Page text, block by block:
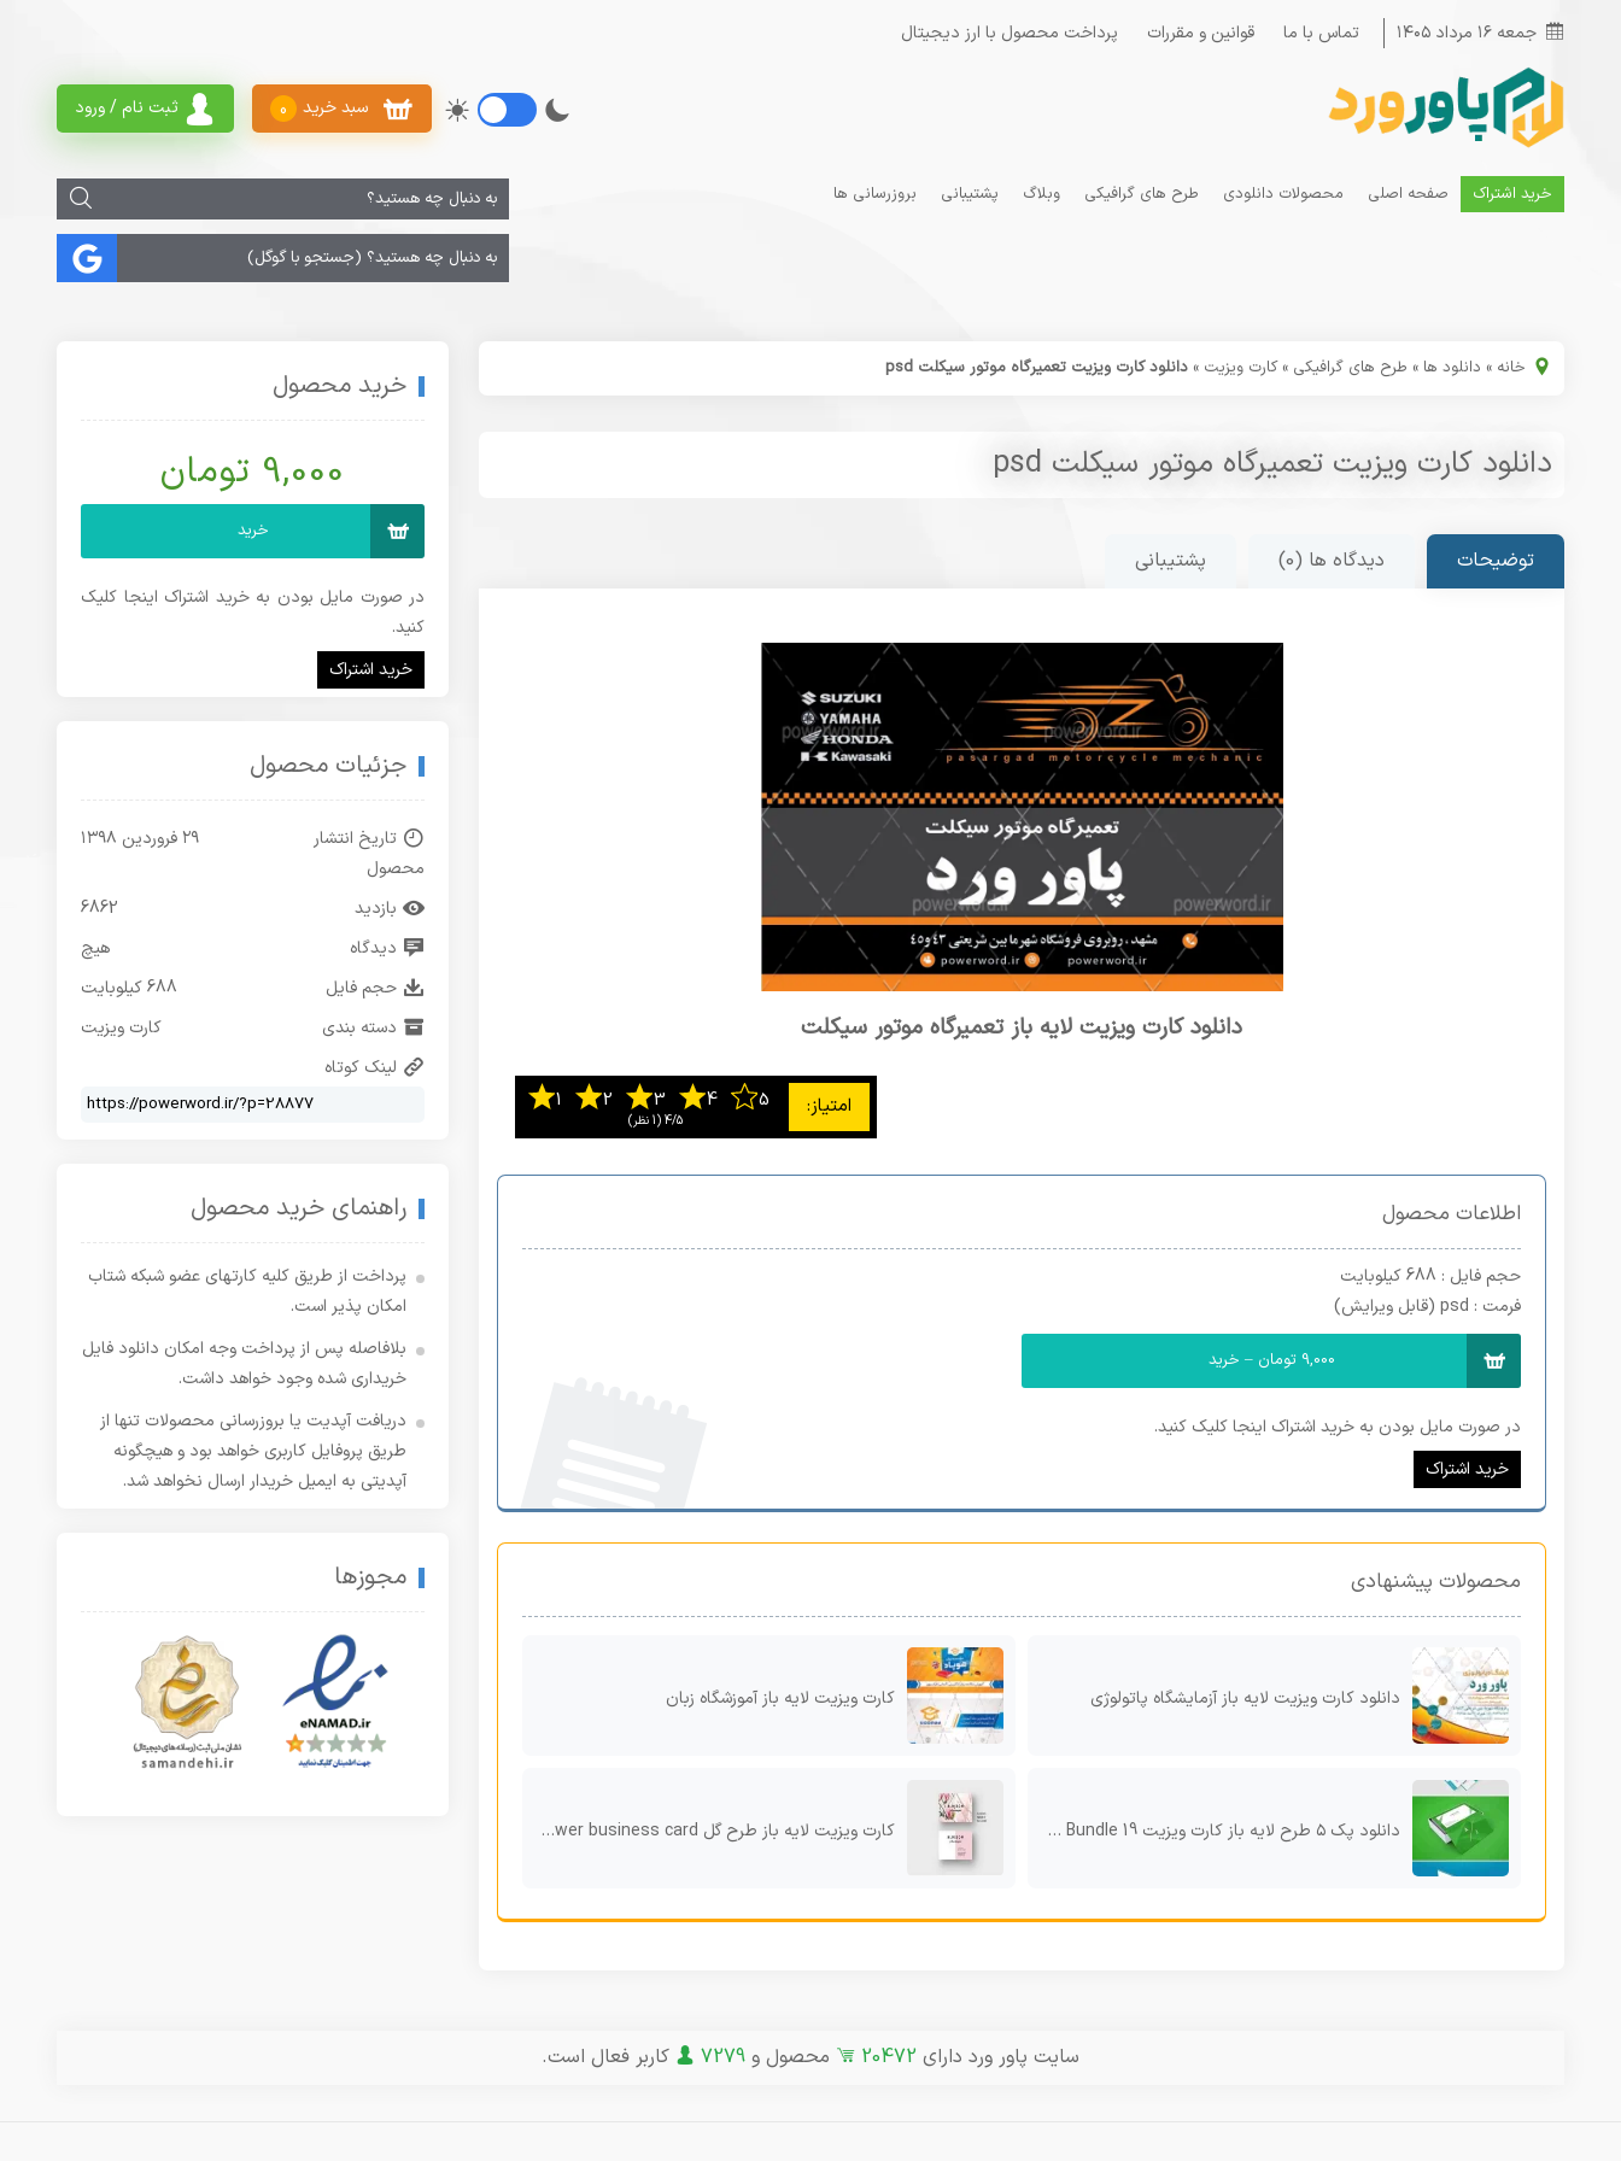
جمعه ۱۶ مرداد ۱۴۰۵ تماس با ما قوانین و مقررات پرداخت محصول با ارز دیجیتال
ثبت نام / ورود سبد خرید 0
خرید اشتراک صفحه اصلی محصولات دانلودی طرح های گرافیکی وبلاگ پشتیبانی بروزرسانی ها
خانه » دانلود ها » طرح های گرافیکی »کارت ویزیت » دانلود کارت ویزیت تعمیرگاه موتور سیکلت psd
دانلود کارت ویزیت تعمیرگاه موتور سیکلت psd
توضیحات دیدگاه ها (0) پشتیبانی
دانلود کارت ویزیت لایه باز تعمیرگاه موتور سیکلت
4/5 ‫(1 نظر)
اطلاعات محصول
حجم فایل : 688 کیلوبایت
فرمت : psd (قابل ویرایش)
9,000 تومان – خرید
در صورت مایل بودن به خرید اشتراک اینجا کلیک کنید.
خرید اشتراک
محصولات پیشنهادی
دانلود کارت ویزیت لایه باز آزمایشگاه پاتولوژی کارت ویزیت لایه باز آموزشگاه زبان
دانلود پک ۵ طرح لایه باز کارت ویزیت Business Card Bundle 19 کارت ویزیت لایه باز طرح گل Vintage flower business card
خرید محصول
9,000 تومان
خرید
در صورت مایل بودن به خرید اشتراک اینجا کلیک
کنید.
خرید اشتراک
جزئیات محصول
تاریخ انتشار
محصول
۲۹ فروردین ۱۳۹۸
بازدید
6862
دیدگاه
هیچ
حجم فایل
688 کیلوبایت
دسته بندی
کارت ویزیت
لینک کوتاه
راهنمای خرید محصول
پرداخت از طریق کلیه کارتهای عضو شبکه شتاب
امکان پذیر است.
بلافاصله پس از پرداخت وجه امکان دانلود فایل
خریداری شده وجود خواهد داشت.
دریافت آپدیت یا بروزرسانی محصولات تنها از
طریق پروفایل کاربری خواهد بود و هیچگونه
آپدیتی به ایمیل خریدار ارسال نخواهد شد.
مجوزها
سایت پاور ورد دارای 20472 محصول و 7279 کاربر فعال است.